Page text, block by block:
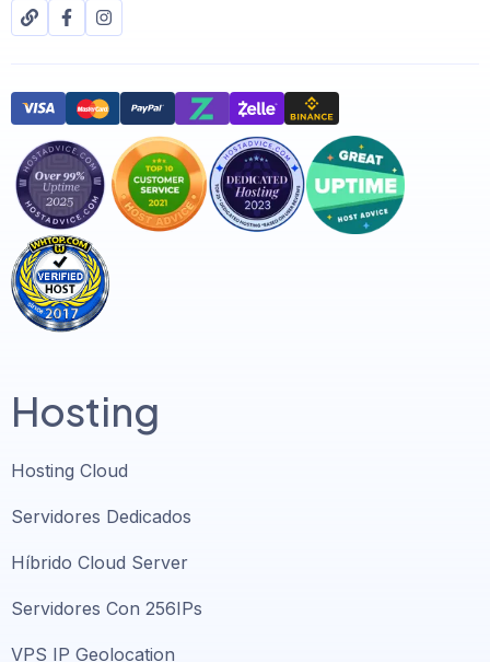
Hosting
Hosting Cloud
Servidores Dedicados
Híbrido Cloud Server
Servidores Con 256IPs
VPS IP Geolocation